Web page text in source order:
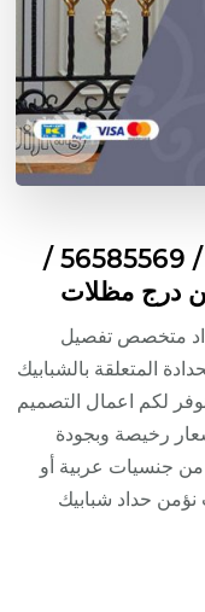
حداد شبابيك اسطبلات الجهراء / 56585569 /
درج مظلات
متخصص تفصيل
المتعلقة بالشبابيك
لكم اعمال التصميم
رخيصة وبجودة
جنسيات عربية أو
نؤمن حداد شبابيك